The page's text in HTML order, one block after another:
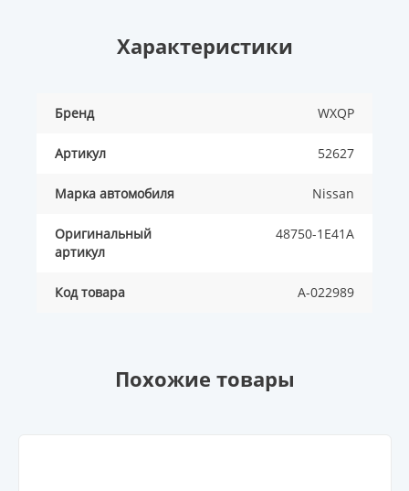
Характеристики
Бренд WXQP
Артикул 52627
Марка автомобиля Nissan
Оригинальный
артикул
48750-1E41A
Код товара A-022989
Похожие товары